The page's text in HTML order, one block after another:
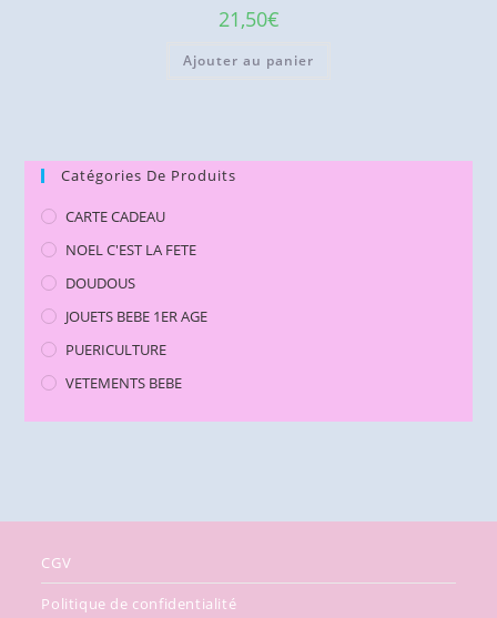
21,50€
Ajouter au panier
Catégories De Produits
CARTE CADEAU
NOEL C'EST LA FETE
DOUDOUS
JOUETS BEBE 1ER AGE
PUERICULTURE
VETEMENTS BEBE
CGV
Politique de confidentialité